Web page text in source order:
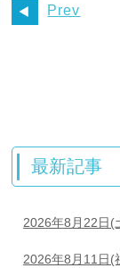
Prev
最新記事
2026年8月22日(
2026年8月11日(